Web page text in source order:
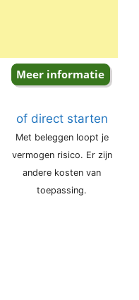
of direct starten
Met beleggen loopt je
vermogen risico. Er zijn
andere kosten van
toepassing.